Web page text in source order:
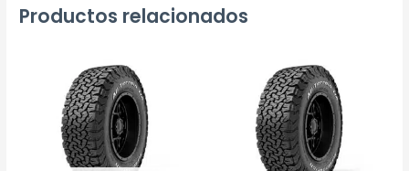
Productos relacionados